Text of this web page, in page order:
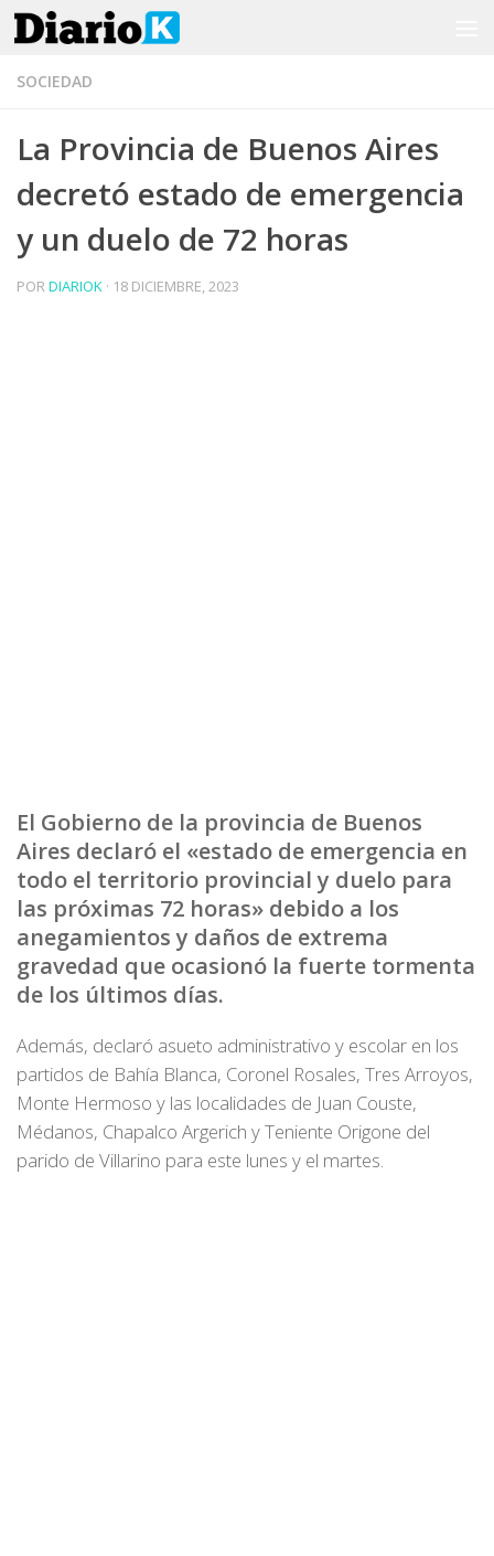
Saltar al contenido
SOCIEDAD
La Provincia de Buenos Aires
decretó estado de emergencia
y un duelo de 72 horas
PORDIARIOK · 18 DICIEMBRE, 2023
El Gobierno de la provincia de Buenos
Aires declaró el «estado de emergencia en
todo el territorio provincial y duelo para
las próximas 72 horas» debido a los
anegamientos y daños de extrema
gravedad que ocasionó la fuerte tormenta
de los últimos días.
Además, declaró asueto administrativo y escolar en los
partidos de Bahía Blanca, Coronel Rosales, Tres Arroyos,
Monte Hermoso y las localidades de Juan Couste,
Médanos, Chapalco Argerich y Teniente Origone del
parido de Villarino para este lunes y el martes.